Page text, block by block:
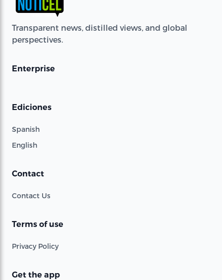
Transparent news, distilled views, and global
perspectives.
Enterprise
Ediciones
Spanish
English
Contact
Contact Us
Terms of use
Privacy Policy
Get the app